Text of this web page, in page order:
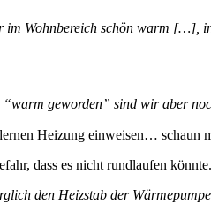
Wohnbereich schön warm […],
geworden” sind wir aber
Heizung einweisen… schaun
dass es nicht rundlaufen
den Heizstab der